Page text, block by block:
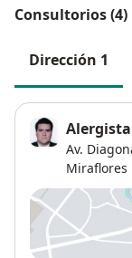
Consultorios (4)
Dirección 1
Alergista
Av.
Miraflores